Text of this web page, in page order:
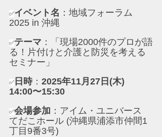
✅イベント名 ：地域フォーラム
2025 in 沖縄
✅テーマ ：「現場2000件のプロが語
る！片付けと介護と防災を考える
セミナー」
✅ 日時： 2025年11月27日(木)
14:00〜15:30
✅会場参加 ：アイム・ユニバース
てだこホール (沖縄県浦添市仲間1
丁目9番3号)